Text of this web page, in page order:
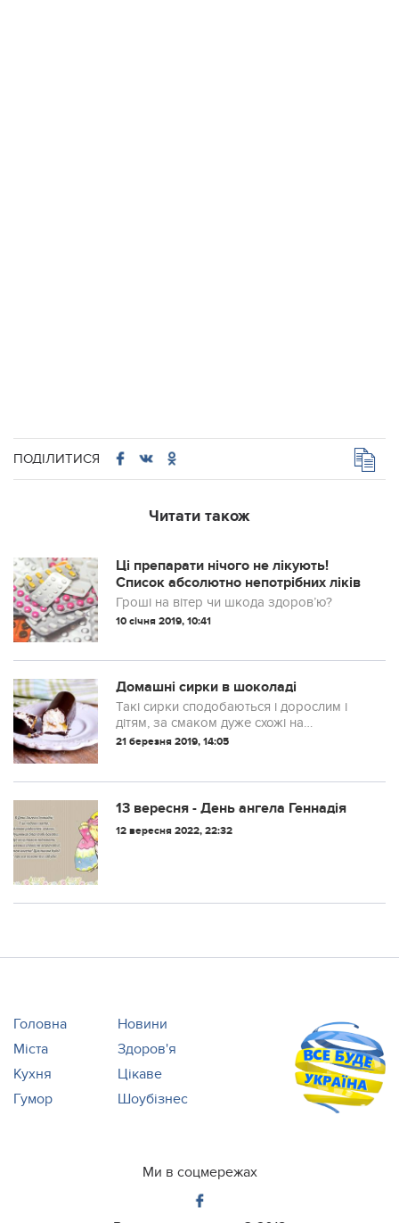
ПОДІЛИТИСЯ
Читати також
Ці препарати нічого не лікують!
Список абсолютно непотрібних ліків
Гроші на вітер чи шкода здоров’ю?
10 січня 2019, 10:41
Домашні сирки в шоколаді
Такі сирки сподобаються і дорослим і
дітям, за смаком дуже схожі на
магазинні. Не кваптеся купувати
із натуральни...
21 березня 2019, 14:05
13 вересня - День ангела Геннадія
12 вересня 2022, 22:32
Головна
Новини
Міста
Здоров'я
Кухня
Цікаве
Гумор
Шоубізнес
Ми в соцмережах